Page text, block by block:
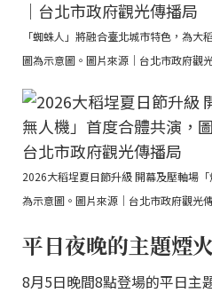
「蜘蛛人」將融合臺北城市特色，為大
圖為示意圖。圖片來源｜台北市政府觀
2026大稻埕夏日節升級 開幕及壓軸場
為示意圖。圖片來源｜台北市政府觀光
平日夜晚的主題煙
8月5日晚間8點登場的平日主